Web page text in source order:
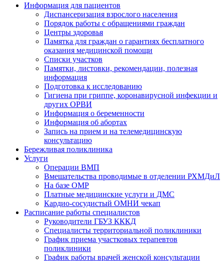
Информация для пациентов
Диспансеризация взрослого населения
Порядок работы с обращениями граждан
Центры здоровья
Памятка для граждан о гарантиях бесплатного
оказания медицинской помощи
Cписки участков
Памятки, листовки, рекомендации, полезная
информация
Подготовка к исследованию
Гигиена при гриппе, коронавирусной инфекции и
других ОРВИ
Информация о беременности
Информация об абортах
Запись на прием и на телемедицинскую
консультацию
Бережливая поликлиника
Услуги
Операции ВМП
Вмешательства проводимые в отделении РХМДиЛ
На базе ОМР
Платные медицинские услуги и ДМС
Кардио-сосудистый ОМНИ чекап
Расписание работы специалистов
Руководители ГБУЗ КККД
Специалисты территориальной поликлиники
График приема участковых терапевтов
поликлиники
График работы врачей женской консультации